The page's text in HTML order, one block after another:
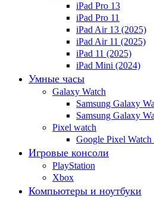
iPad Pro 13
iPad Pro 11
iPad Air 13 (2025)
iPad Air 11 (2025)
iPad 11 (2025)
iPad Mini (2024)
Умные часы
Galaxy Watch
Samsung Galaxy
Samsung Galaxy
Pixel watch
Google Pixel Watch
Игровые консоли
PlayStation
Xbox
Компьютеры и ноутбуки